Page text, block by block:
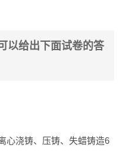
以给出下面试卷的答
心浇铸、压铸、失蜡铸造6